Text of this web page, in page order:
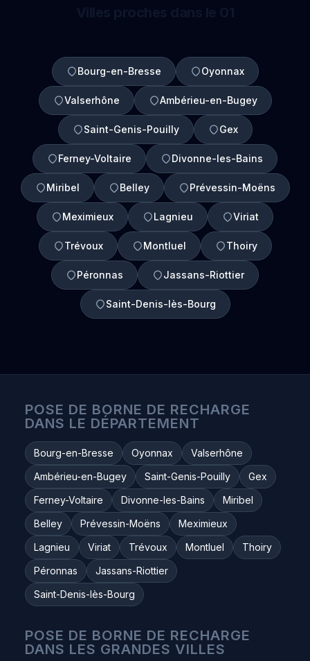
Bourg-en-Bresse Oyonnax
Valserhône Ambérieu-en-Bugey
Saint-Genis-Pouilly Gex
Ferney-Voltaire Divonne-les-Bains
Miribel Belley Prévessin-Moëns
Meximieux Lagnieu Viriat
Trévoux Montluel Thoiry
Péronnas Jassans-Riottier
Saint-Denis-lès-Bourg
POSE DE BORNE DE RECHARGE
DANS LE DÉPARTEMENT
Bourg-en-Bresse Oyonnax
Valserhône
Ambérieu-en-Bugey
Saint-Genis-Pouilly
Gex
Ferney-Voltaire
Divonne-les-Bains
Miribel
Belley
Prévessin-Moëns
Meximieux
Lagnieu
Viriat Trévoux Montluel
Thoiry
Péronnas
Jassans-Riottier
Saint-Denis-lès-Bourg
POSE DE BORNE DE RECHARGE
DANS LES GRANDES VILLES